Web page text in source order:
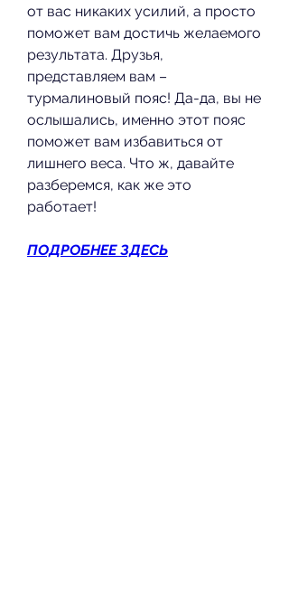
от вас никаких усилий, а просто
поможет вам достичь желаемого
результата. Друзья,
представляем вам –
турмалиновый пояс! Да-да, вы не
ослышались, именно этот пояс
поможет вам избавиться от
лишнего веса. Что ж, давайте
разберемся, как же это
работает!
ПОДРОБНЕЕ ЗДЕСЬ